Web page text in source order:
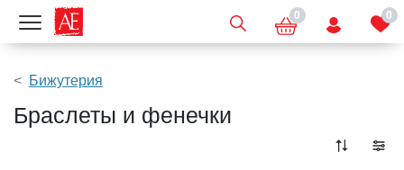
Показать меню 0 0
Бижутерия
Браслеты и фенечки